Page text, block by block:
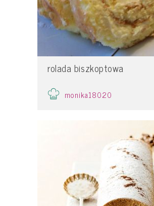
rolada biszkoptowa
monika18020